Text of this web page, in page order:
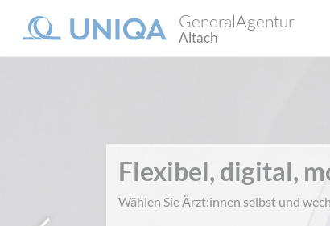
GeneralAgentur
Altach
Flexibel, digital,
Wählen Sie Ärzt:innen selbst und